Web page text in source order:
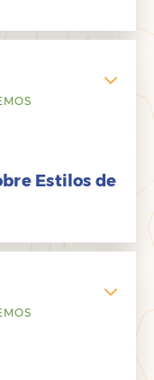
Estilos de